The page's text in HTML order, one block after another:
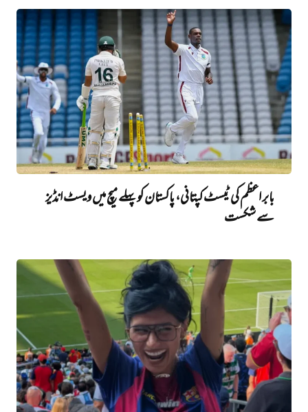
بابر اعظم کی ٹیسٹ کپتانی، پاکستان کو پہلے میچ میں ویسٹ انڈیز
سے شکست